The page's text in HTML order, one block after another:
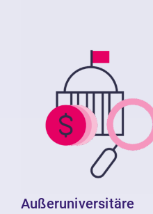
Außeruniversitäre